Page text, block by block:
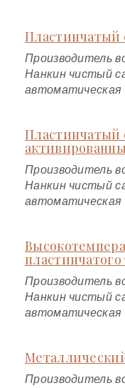
Пластинчатый
Производитель
Нанкин чистый
автоматическая
Пластинчатый
Производитель
Нанкин чистый
автоматическая
пластинчатого
Производитель
Нанкин чистый
автоматическая
Производитель